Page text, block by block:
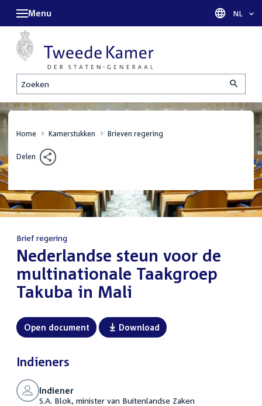
Zoeken
Menu Taal
NL
Home Kamerstukken Brieven regering
Delen
Brief regering
:Nederlandse steun voor de
multinationale Taakgroep
Takuba in Mali
Open document Download
Indieners
Indiener
S.A. Blok, minister van Buitenlandse Zaken